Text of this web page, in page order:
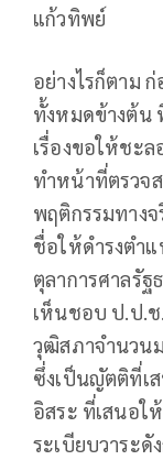
แก้วทิพย์
อย่างไรก็ตาม
ทั้งหมดข้างต้น
เรื่องขอให้ชะ
ทำหน้าที่ตรวจ
พฤติกรรมทาง
ชื่อให้ดำรงตำแ
ตุลาการศาลรั
เห็นชอบ ป.ป.
วุฒิสภาจำนวน
ซึ่งเป็นญัตติที่เ
อิสระ ที่เสนอใ
ระเบียบวาระ